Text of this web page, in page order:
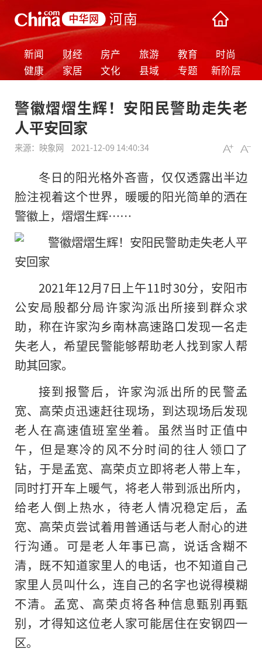
新闻 财经 房产 旅游 教育
时尚
健康
家居 文化 县域 专题 新阶层
警徽熠熠生辉！安阳民警助走失老
人平安回家
来源： 映象网 2021-12-09 14:40:34
冬日的阳光格外吝啬，仅仅透露出半边
脸注视着这个世界，暖暖的阳光简单的洒在
警徽上，熠熠生辉……
2021年12月7日上午11时30分，安阳市
公安局殷都分局许家沟派出所接到群众求
助，称在许家沟乡南林高速路口发现一名走
失老人，希望民警能够帮助老人找到家人帮
助其回家。
接到报警后，许家沟派出所的民警孟
宽、高荣贞迅速赶往现场，到达现场后发现
老人在高速值班室坐着。虽然当时正值中
午，但是寒冷的风不分时间的往人领口了
钻，于是孟宽、高荣贞立即将老人带上车，
同时打开车上暖气，将老人带到派出所内，
给老人倒上热水，待老人情况稳定后，孟
宽、高荣贞尝试着用普通话与老人耐心的进
行沟通。可是老人年事已高，说话含糊不
清，既不知道家里人的电话，也不知道自己
家里人员叫什么，连自己的名字也说得模糊
不清。孟宽、高荣贞将各种信息甄别再甄
别，才得知这位老人家可能居住在安钢四一
区。